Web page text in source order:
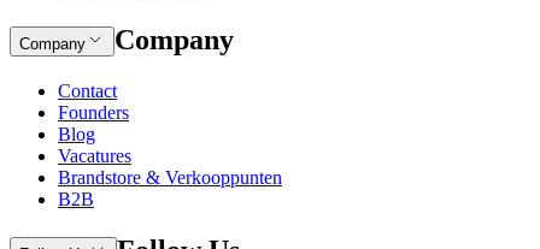
Company Company
Contact
Founders
Blog
Vacatures
Brandstore & Verkooppunten
B2B